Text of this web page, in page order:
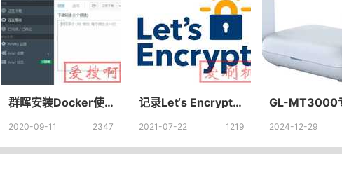
群晖安装Docker使用Transmission下载报错Unable to save resume file: No such file or directory
2020-09-11 2347
记录Let‘s Encrypt免费SSL证书无法自动更新导致无法访问网站
2021-07-22 1219 2024-12-29